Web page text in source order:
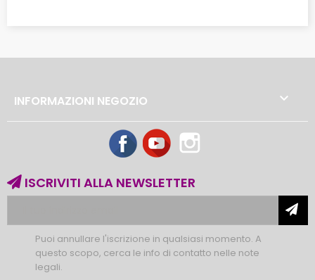
INFORMAZIONI NEGOZIO 
FacebookYouTube
ISCRIVITI ALLA NEWSLETTER
Puoi annullare l'iscrizione in qualsiasi momento. A
questo scopo, cerca le info di contatto nelle note
legali.